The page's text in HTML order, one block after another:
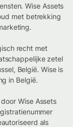
Wise Assets
met betrekking
recht met
zetel
België. Wise is
in België.
Wise Assets
als